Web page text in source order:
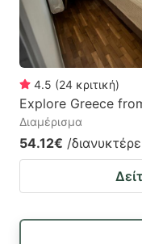
4.5 (24 κριτική)
Explore Greece
Διαμέρισμα
54.12€ /